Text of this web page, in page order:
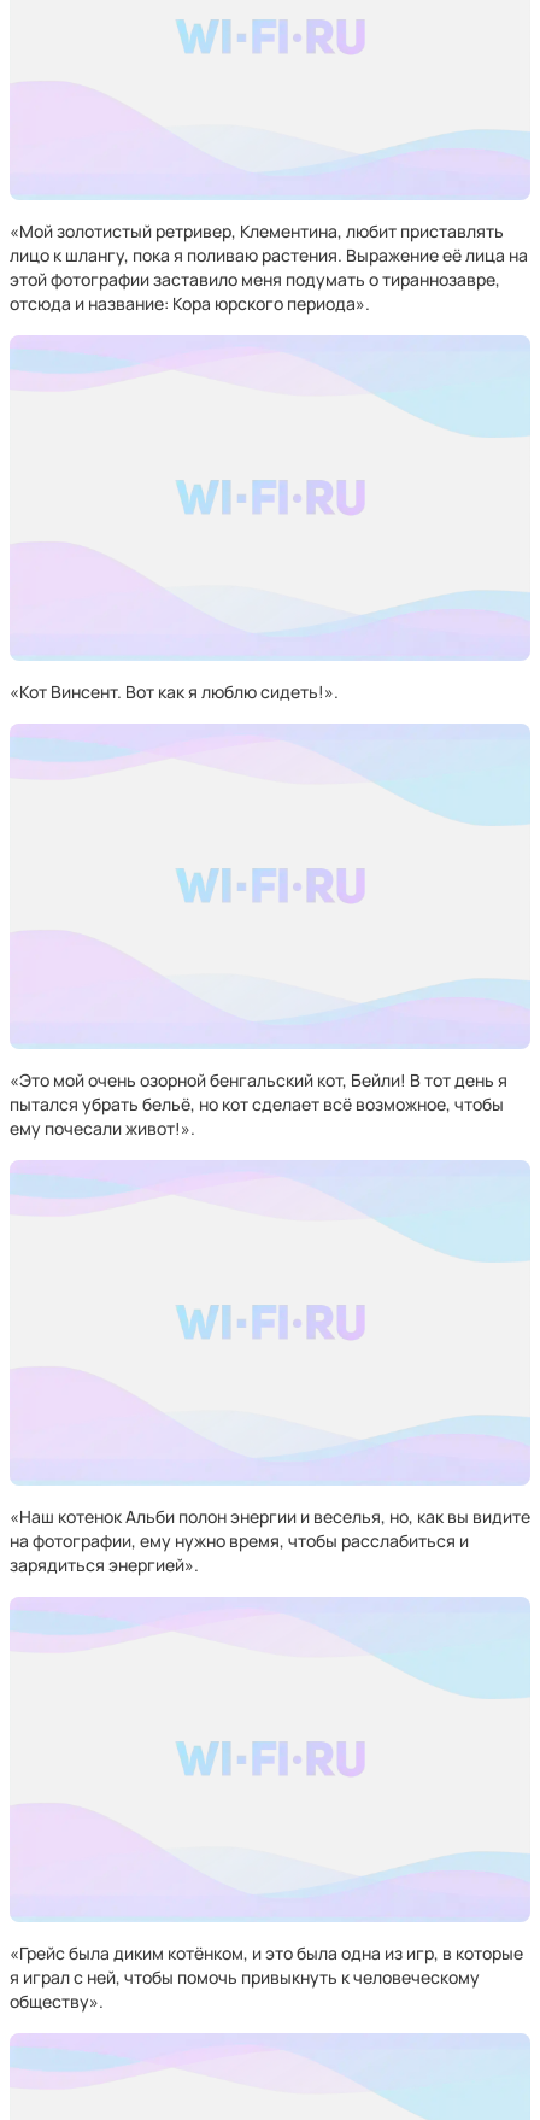
«Мой золотистый ретривер, Клементина, любит приставлять
лицо к шлангу, пока я поливаю растения. Выражение её лица на
этой фотографии заставило меня подумать о тираннозавре,
отсюда и название: Кора юрского периода».
«Кот Винсент. Вот как я люблю сидеть!».
«Это мой очень озорной бенгальский кот, Бейли! В тот день я
пытался убрать бельё, но кот сделает всё возможное, чтобы
ему почесали живот!».
«Наш котенок Альби полон энергии и веселья, но, как вы видите
на фотографии, ему нужно время, чтобы расслабиться и
зарядиться энергией».
«Грейс была диким котёнком, и это была одна из игр, в которые
я играл с ней, чтобы помочь привыкнуть к человеческому
обществу».